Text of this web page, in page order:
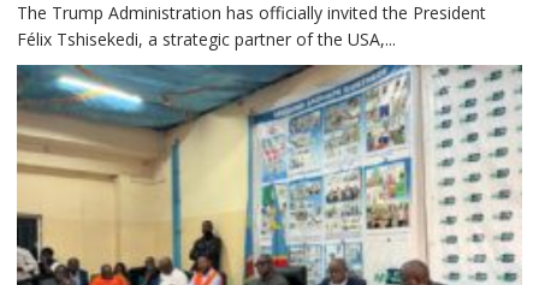
The Trump Administration has officially invited the President
Félix Tshisekedi, a strategic partner of the USA,...